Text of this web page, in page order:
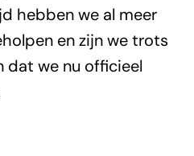
hebben we al meer
en zijn we trots
dat we nu officieel